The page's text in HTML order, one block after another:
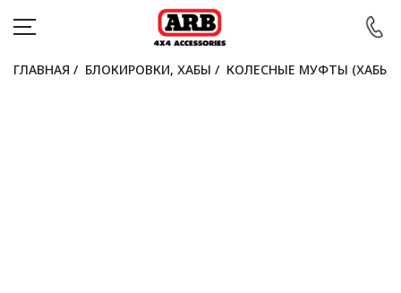
ГЛАВНАЯ / БЛОКИРОВКИ, ХАБЫ / КОЛЕСНЫЕ МУФТЫ (ХАБЫ)